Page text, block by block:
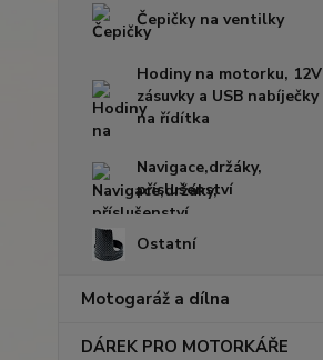
Čepičky na ventilky
Hodiny na motorku, 12V
zásuvky a USB nabíječky
na řídítka
Navigace,držáky,
příslušenství
Ostatní
Motogaráž a dílna
DÁREK PRO MOTORKÁŘE